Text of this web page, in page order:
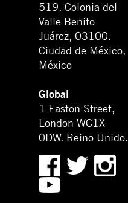
519, Colonia del
Valle Benito
Juárez, 03100.
Ciudad de México,
México
Global
1 Easton Street,
London WC1X
0DW. Reino Unido.